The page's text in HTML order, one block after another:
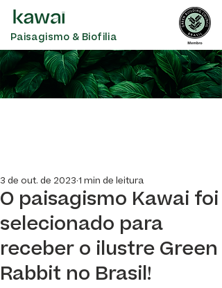
Paisagismo & Biofilia
O paisagismo Kawai foi
selecionado para
receber o ilustre Green
Rabbit no Brasil!
3 de out. de 2023 1 min de leitura